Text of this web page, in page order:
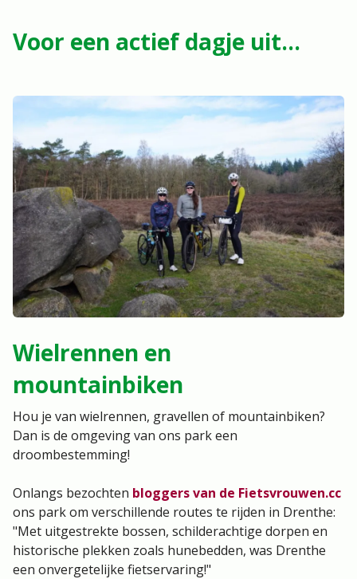
Voor een actief dagje uit...
Wielrennen en
mountainbiken
Hou je van wielrennen, gravellen of mountainbiken?
Dan is de omgeving van ons park een
droombestemming!
Onlangs bezochten bloggers van de Fietsvrouwen.cc
ons park om verschillende routes te rijden in Drenthe:
"Met uitgestrekte bossen, schilderachtige dorpen en
historische plekken zoals hunebedden, was Drenthe
een onvergetelijke fietservaring!"